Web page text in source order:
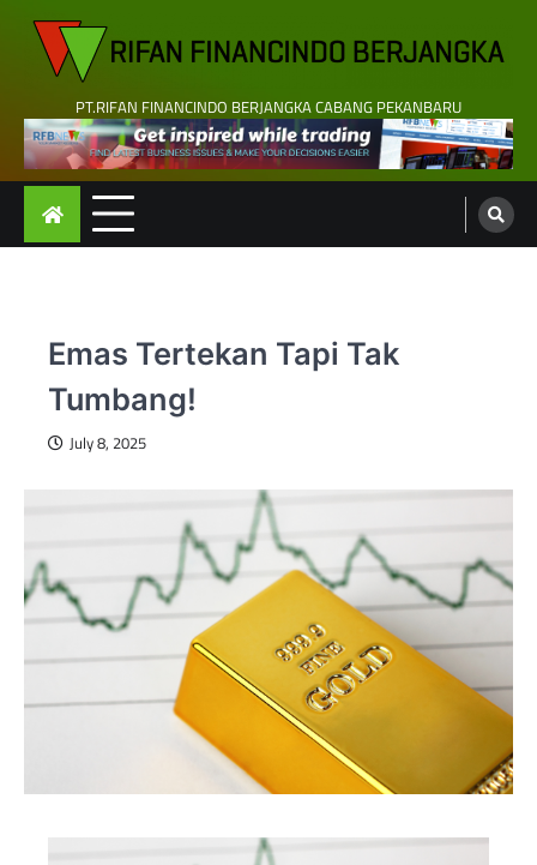
content
PT.RIFAN FINANCINDO BERJANGKA CABANG PEKANBARU
Emas Tertekan Tapi Tak
Tumbang!
July 8, 2025